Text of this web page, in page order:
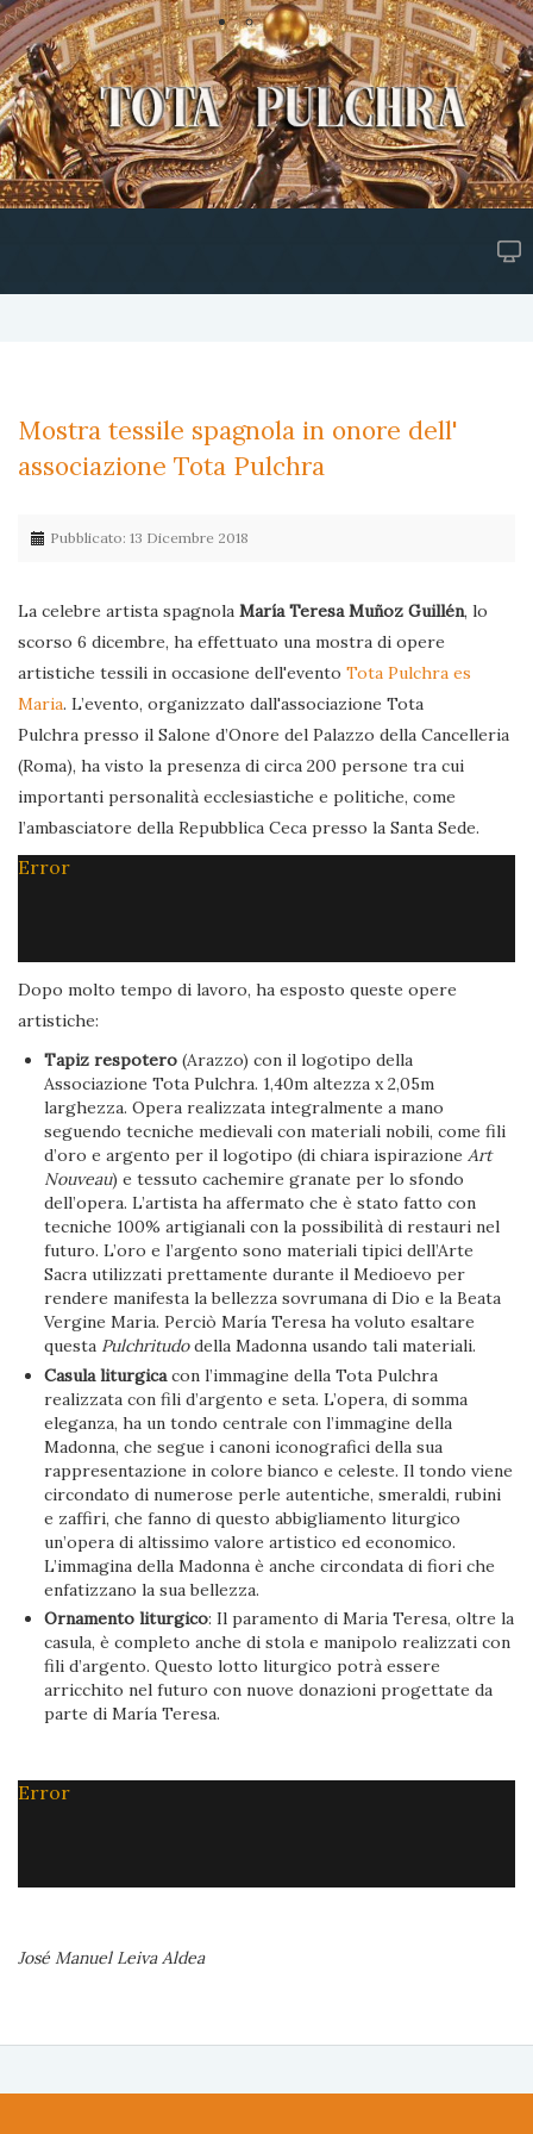
Mostra tessile spagnola in onore dell'
associazione Tota Pulchra
Pubblicato: 13 Dicembre 2018
La celebre artista spagnola María Teresa Muñoz Guillén, lo
scorso 6 dicembre, ha effettuato una mostra di opere
artistiche tessili in occasione dell'evento Tota Pulchra es
Maria. L’evento, organizzato dall'associazione Tota
Pulchra presso il Salone d’Onore del Palazzo della Cancelleria
(Roma), ha visto la presenza di circa 200 persone tra cui
importanti personalità ecclesiastiche e politiche, come
l’ambasciatore della Repubblica Ceca presso la Santa Sede.
Error
Dopo molto tempo di lavoro, ha esposto queste opere
artistiche:
Tapiz respotero (Arazzo) con il logotipo della
Associazione Tota Pulchra. 1,40m altezza x 2,05m
larghezza. Opera realizzata integralmente a mano
seguendo tecniche medievali con materiali nobili, come fili
d’oro e argento per il logotipo (di chiara ispirazioneArt
Nouveau) e tessuto cachemire granate per lo sfondo
dell’opera. L’artista ha affermato che è stato fatto con
tecniche 100% artigianali con la possibilità di restauri nel
futuro. L’oro e l’argento sono materiali tipici dell’Arte
Sacra utilizzati prettamente durante il Medioevo per
rendere manifesta la bellezza sovrumana di Dio e la Beata
Vergine Maria. Perciò María Teresa ha voluto esaltare
questa Pulchritudodella Madonna usando tali materiali.
Casula liturgicacon l’immagine della Tota Pulchra
realizzata con fili d’argento e seta. L’opera, di somma
eleganza, ha un tondo centrale con l’immagine della
Madonna, che segue i canoni iconografici della sua
rappresentazione in colore bianco e celeste. Il tondo viene
circondato di numerose perle autentiche, smeraldi, rubini
e zaffiri, che fanno di questo abbigliamento liturgico
un’opera di altissimo valore artistico ed economico.
L’immagina della Madonna è anche circondata di fiori che
enfatizzano la sua bellezza.
Ornamento liturgico: Il paramento di Maria Teresa, oltre la
casula, è completo anche di stola e manipolo realizzati con
fili d’argento. Questo lotto liturgico potrà essere
arricchito nel futuro con nuove donazioni progettate da
parte di María Teresa.
Error
José Manuel Leiva Aldea